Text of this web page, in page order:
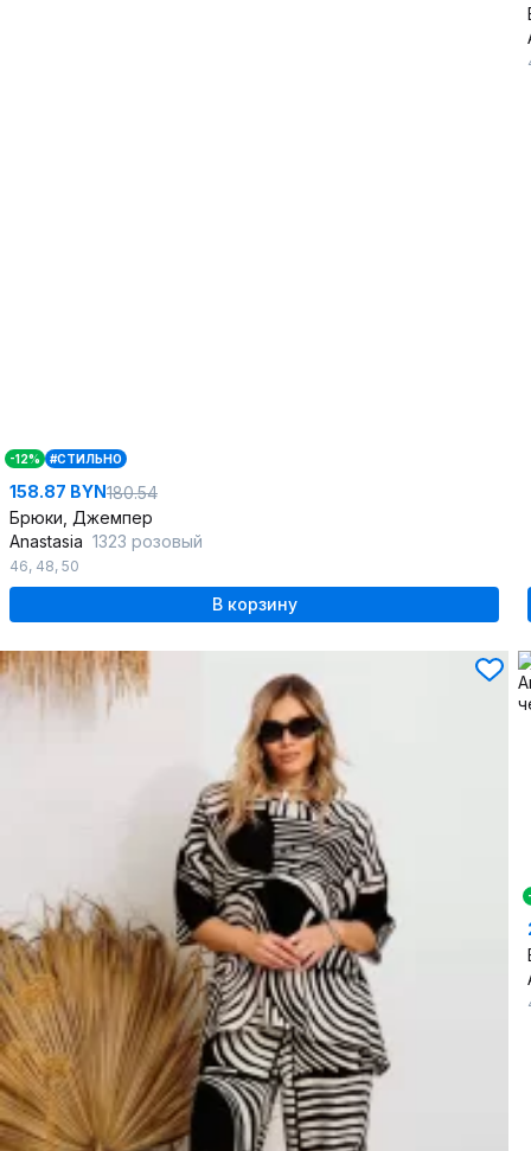
-12% #СТИЛЬНО
158.87 BYN180.54
Брюки, Джемпер
Anastasia 1323 розовый
46, 48, 50
В корзину